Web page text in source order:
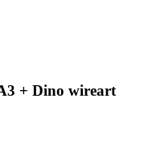
+ Dino wireart